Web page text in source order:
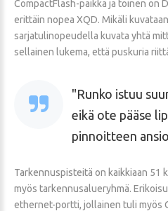
CompactFlash-paikka ja toinen on
erittäin nopea XQD. Mikäli
sarjatulinopeudella kuvata yhtä
sellainen lukema, että puskuria
Runko istuu
eikä ote pääse
pinnoitteen
Tarkennuspisteitä on kaikkiaan 51
myös tarkennusalueryhmä.
ethernet-portti, jollainen tuli myös